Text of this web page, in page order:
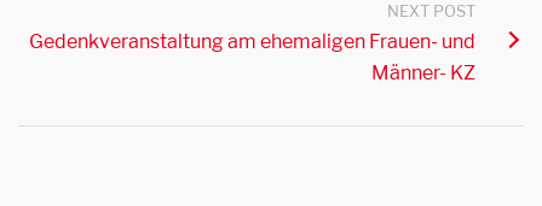
NEXT POST
Gedenkveranstaltung am ehemaligen Frauen- und
Männer- KZ